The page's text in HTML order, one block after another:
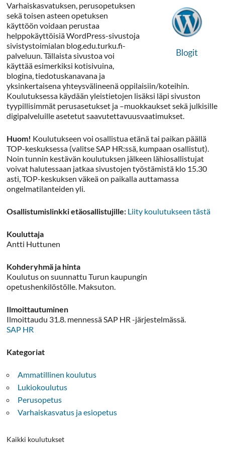
Varhaiskasvatuksen, perusopetuksen
sekä toisen asteen opetuksen
käyttöön voidaan perustaa
helppokäyttöisiä WordPress-sivustoja
sivistystoimialan blog.edu.turku.fi-
palveluun. Tällaista sivustoa voi
käyttää esimerkiksi kotisivuina,
blogina, tiedotuskanavana ja
yksinkertaisena yhteysvälineenä oppilaisiin/koteihin.
Koulutuksessa käydään yleistietojen lisäksi läpi sivuston
tyypillisimmät perusasetukset ja –muokkaukset sekä julkisille
digipalveluille asetetut saavutettavuusvaatimukset.
Huom! Koulutukseen voi osallistua etänä tai paikan päällä
TOP-keskuksessa (valitse SAP HR:ssä, kumpaan osallistut).
Noin tunnin kestävän koulutuksen jälkeen lähiosallistujat
voivat halutessaan jatkaa sivustojen työstämistä klo 15.30
asti, TOP-keskuksen väkeä on paikalla auttamassa
ongelmatilanteiden yli.
Osallistumislinkki etäosallistujille: Liity koulutukseen tästä
Kouluttaja
Antti Huttunen
Kohderyhmä ja hinta
Koulutus on suunnattu Turun kaupungin
opetushenkilöstölle. Maksuton.
Ilmoittautuminen
Ilmoittaudu 31.8. mennessä SAP HR -järjestelmässä.
SAP HR
Kategoriat
Ammatillinen koulutus
Lukiokoulutus
Perusopetus
Varhaiskasvatus ja esiopetus
Kaikki koulutukset